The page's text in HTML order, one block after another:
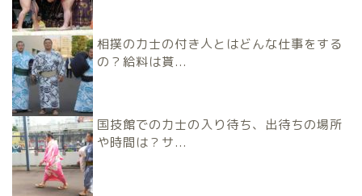
相撲の力士の付き人とはどんな仕事をする
の？給料は貰...
国技館での力士の入り待ち、出待ちの場所
や時間は？サ...